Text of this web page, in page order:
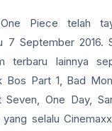
Piece telah
7 September 2016.
terbaru lainnya
Bos Part 1, Bad
One Day,
selalu